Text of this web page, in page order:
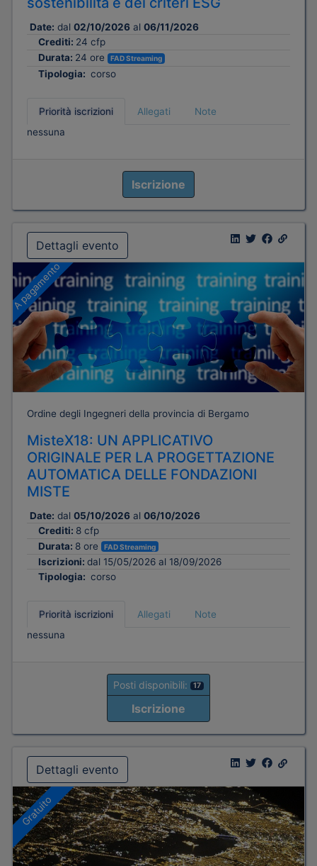
Date: dal 02/10/2026 al 06/11/2026
Crediti: 24 cfp
Durata: 24 ore FAD Streaming
Tipologia: corso
Priorità iscrizioni Allegati
Note
nessuna
Iscrizione
Dettagli evento
A pagamento
Ordine degli Ingegneri della provincia di Bergamo
MisteX18: UN APPLICATIVO
ORIGINALE PER LA PROGETTAZIONE
AUTOMATICA DELLE FONDAZIONI
MISTE
Date: dal 05/10/2026 al 06/10/2026
Crediti: 8 cfp
Durata: 8 ore FAD Streaming
Iscrizioni: dal 15/05/2026 al 18/09/2026
Tipologia: corso
Priorità iscrizioni Allegati
Note
nessuna
Posti disponibili: 17
Iscrizione
Dettagli evento
Gratuito